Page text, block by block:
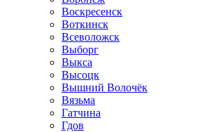
Воскресенск
Воткинск
Всеволожск
Выборг
Выкса
Высоцк
Вышний Волочёк
Вязьма
Гатчина
Гдов